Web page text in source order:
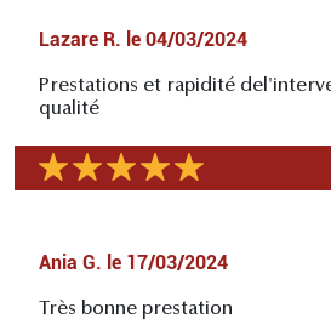
Lazare R. le 04/03/2024
Prestations et rapidité
qualité
Ania G. le 17/03/2024
Très bonne prestation